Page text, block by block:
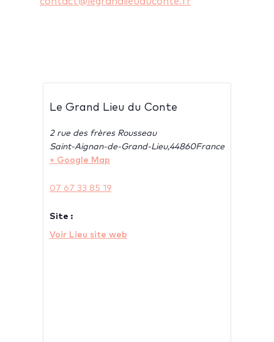
Le Grand Lieu du Conte
2 rue des frères Rousseau
Saint-Aignan-de-Grand-Lieu,44860France
+ Google Map
07 67 33 85 19
Site :
Voir Lieu site web